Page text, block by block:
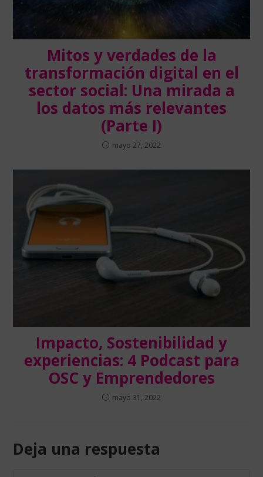
Mitos y verdades de la
transformación digital en el
sector social: Una mirada a
los datos más relevantes
(Parte I)
mayo 27, 2022
Impacto, Sostenibilidad y
experiencias: 4 Podcast para
OSC y Emprendedores
mayo 31, 2022
Deja una respuesta